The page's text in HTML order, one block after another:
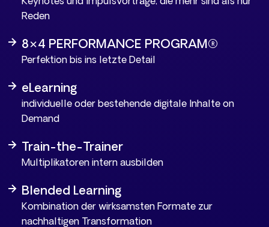
Reden
8×4 PERFORMANCE PROGRAM®
Perfektion bis ins letzte Detail
eLearning
individuelle oder bestehende digitale Inhalte on
Demand
Train-the-Trainer
Multiplikatoren intern ausbilden
Blended Learning
Kombination der wirksamsten Formate zur
nachhaltigen Transformation